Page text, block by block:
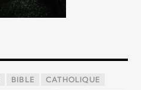
BIBLE CATHOLIQUE